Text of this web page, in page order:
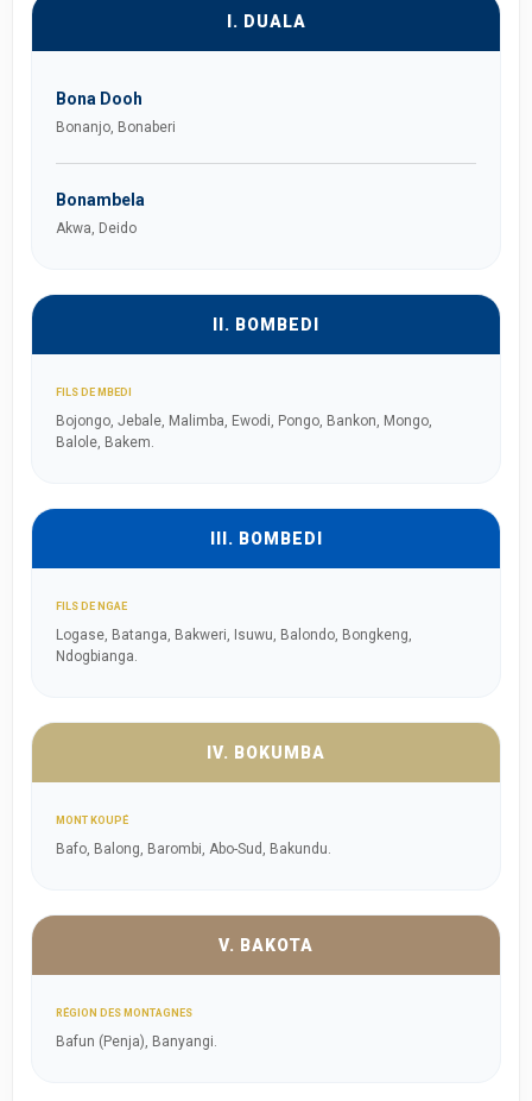
I. DUALA
Bona Dooh
Bonanjo, Bonaberi
Bonambela
Akwa, Deido
II. BOMBEDI
FILS DE MBEDI
Bojongo, Jebale, Malimba, Ewodi, Pongo, Bankon, Mongo,
Balole, Bakem.
III. BOMBEDI
FILS DE NGAE
Logase, Batanga, Bakweri, Isuwu, Balondo, Bongkeng,
Ndogbianga.
IV. BOKUMBA
MONT KOUPÉ
Bafo, Balong, Barombi, Abo-Sud, Bakundu.
V. BAKOTA
RÉGION DES MONTAGNES
Bafun (Penja), Banyangi.